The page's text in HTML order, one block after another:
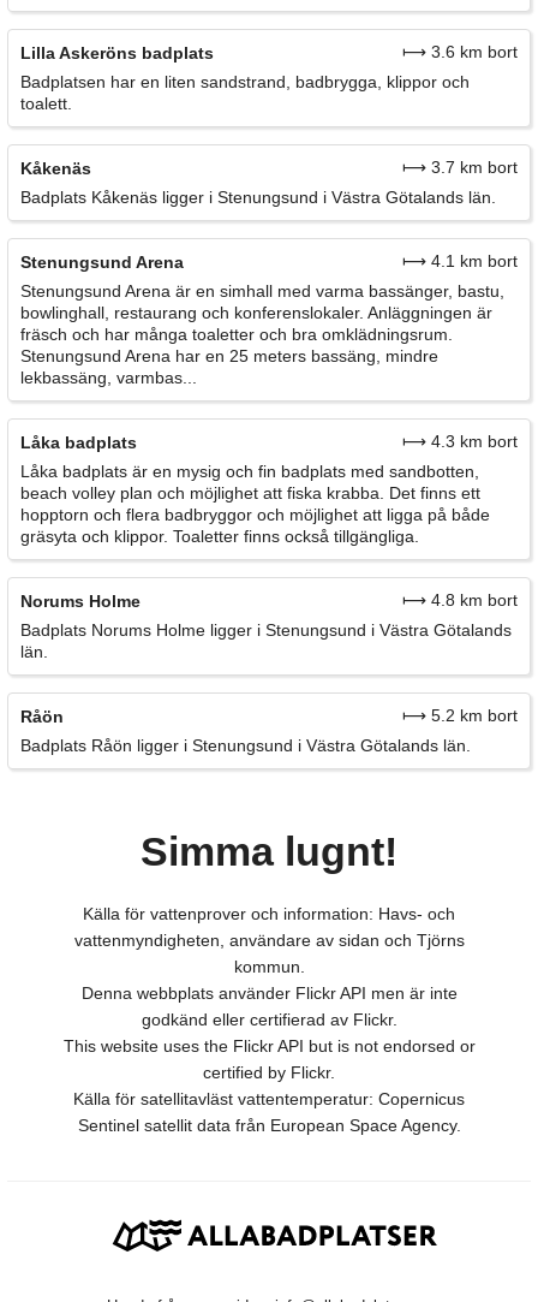
Lilla Askeröns badplats
⟼ 3.6 km bort
Badplatsen har en liten sandstrand, badbrygga, klippor och
toalett.
Kåkenäs
⟼ 3.7 km bort
Badplats Kåkenäs ligger i Stenungsund i Västra Götalands län.
Stenungsund Arena
⟼ 4.1 km bort
Stenungsund Arena är en simhall med varma bassänger, bastu,
bowlinghall, restaurang och konferenslokaler. Anläggningen är
fräsch och har många toaletter och bra omklädningsrum.
Stenungsund Arena har en 25 meters bassäng, mindre
lekbassäng, varmbas...
Låka badplats
⟼ 4.3 km bort
Låka badplats är en mysig och fin badplats med sandbotten,
beach volley plan och möjlighet att fiska krabba. Det finns ett
hopptorn och flera badbryggor och möjlighet att ligga på både
gräsyta och klippor. Toaletter finns också tillgängliga.
Norums Holme
⟼ 4.8 km bort
Badplats Norums Holme ligger i Stenungsund i Västra Götalands
län.
Råön
⟼ 5.2 km bort
Badplats Råön ligger i Stenungsund i Västra Götalands län.
Simma lugnt!
Källa för vattenprover och information: Havs- och
vattenmyndigheten, användare av sidan och Tjörns
kommun.
Denna webbplats använder Flickr API men är inte
godkänd eller certifierad av Flickr.
This website uses the Flickr API but is not endorsed or
certified by Flickr.
Källa för satellitavläst vattentemperatur: Copernicus
Sentinel satellit data från European Space Agency.